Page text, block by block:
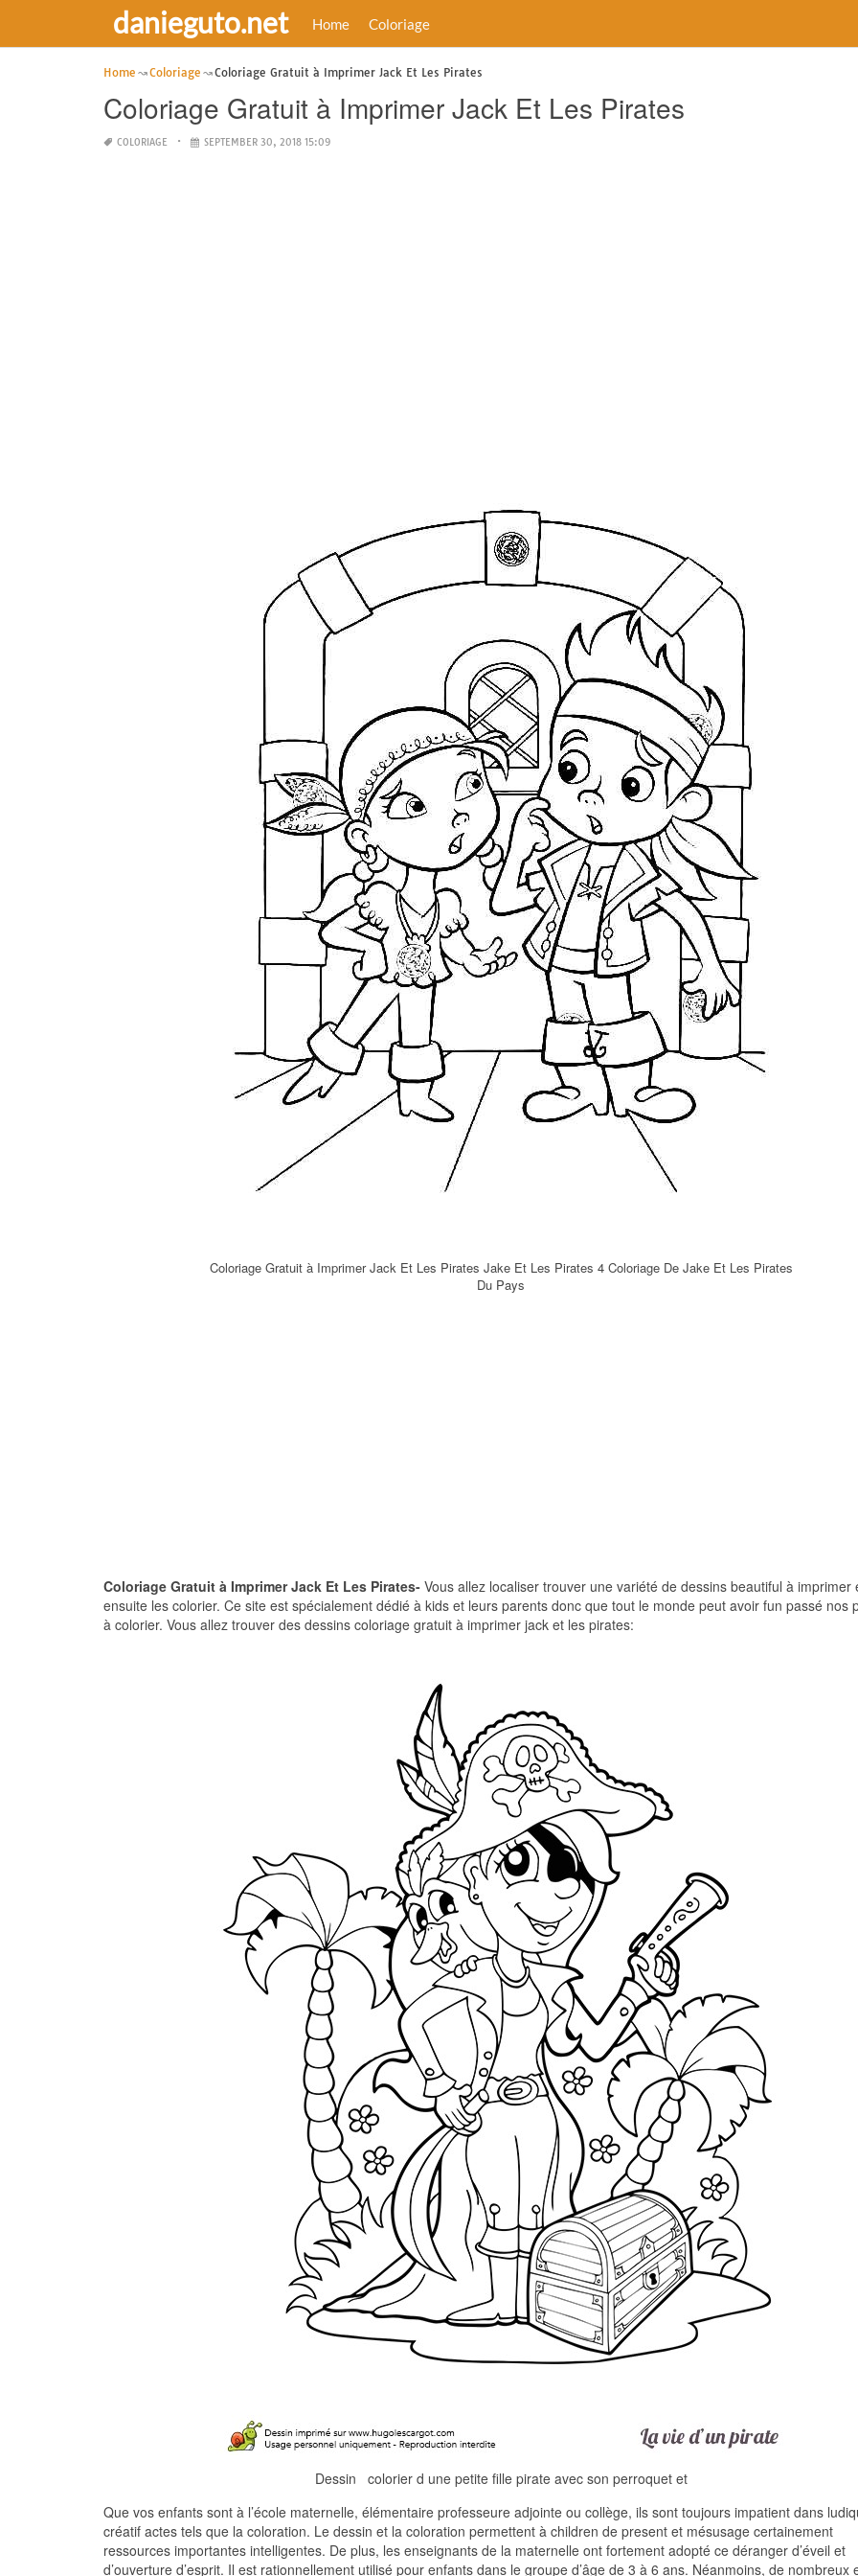
danieguto.net Home Coloriage
Home Coloriage Coloriage Gratuit à Imprimer Jack Et Les Pirates
Coloriage Gratuit à Imprimer Jack Et Les Pirates
COLORIAGE SEPTEMBER 30, 2018 15:09
Coloriage Gratuit à Imprimer Jack Et Les Pirates Jake Et Les Pirates 4 Coloriage De Jake Et Les Pirates
Du Pays
Coloriage Gratuit à Imprimer Jack Et Les Pirates- Vous allez localiser trouver une variété de dessins beautiful à imprimer
ensuite les colorier. Ce site est spécialement dédié à kids et leurs parents donc que tout le monde peut avoir fun passé nos
à colorier. Vous allez trouver des dessins coloriage gratuit à imprimer jack et les pirates:
Dessin colorier d une petite fille pirate avec son perroquet et
Que vos enfants sont à l’école maternelle, élémentaire professeure adjointe ou collège, ils sont toujours impatient dans
créatif actes tels que la coloration. Le dessin et la coloration permettent à children de present et mésusage certainement
ressources importantes intelligentes. De plus, les enseignants de la maternelle ont fortement adopté ce déranger d’éveil et
d’ouverture d’esprit. Il est rationnellement utilisé pour enfants dans le groupe d’âge de 3 à 6 ans. Néanmoins, de nombreux